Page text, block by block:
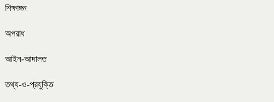
শিক্ষাঙ্গন
অপরাধ
আইন-আদালত
তথ্য-ও-প্রযুক্তি